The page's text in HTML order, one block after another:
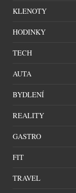
KLENOTY
HODINKY
TECH
AUTA
BYDLENÍ
REALITY
GASTRO
FIT
TRAVEL